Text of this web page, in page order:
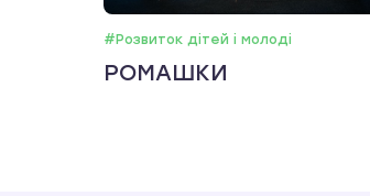
#Розвиток дітей і молоді
РОМАШКИ